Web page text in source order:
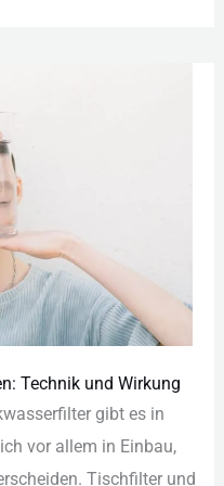
Technik und Wirkung
gib︇t es in
vor︇ all︇em in Ein︇bau,
Tis︇chfilter und︇